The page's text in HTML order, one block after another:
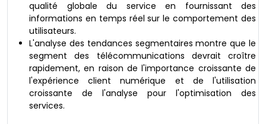
qualité globale du service en fournissant des
informations en temps réel sur le comportement des
utilisateurs.
L'analyse des tendances segmentaires montre que le
segment des télécommunications devrait croître
rapidement, en raison de l'importance croissante de
l'expérience client numérique et de l'utilisation
croissante de l'analyse pour l'optimisation des
services.